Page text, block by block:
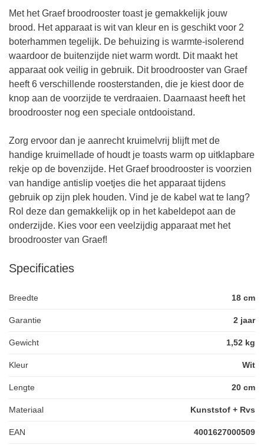
Met het Graef broodrooster toast je gemakkelijk jouw
brood. Het apparaat is wit van kleur en is geschikt voor 2
boterhammen tegelijk. De behuizing is warmte-isolerend
waardoor de buitenzijde niet warm wordt. Dit maakt het
apparaat ook veilig in gebruik. Dit broodrooster van Graef
heeft 6 verschillende roosterstanden, die je kiest door de
knop aan de voorzijde te verdraaien. Daarnaast heeft het
broodrooster nog een speciale ontdooistand.
Zorg ervoor dan je aanrecht kruimelvrij blijft met de
handige kruimellade of houdt je toasts warm op uitklapbare
rekje op de bovenzijde. Het Graef broodrooster is voorzien
van handige antislip voetjes die het apparaat tijdens
gebruik op zijn plek houden. Vind je de kabel wat te lang?
Rol deze dan gemakkelijk op in het kabeldepot aan de
onderzijde. Kies voor een veelzijdig apparaat met het
broodrooster van Graef!
Specificaties
Breedte 18 cm
Garantie 2 jaar
Gewicht 1,52 kg
Kleur Wit
Lengte 20 cm
Materiaal Kunststof + Rvs
EAN 4001627000509